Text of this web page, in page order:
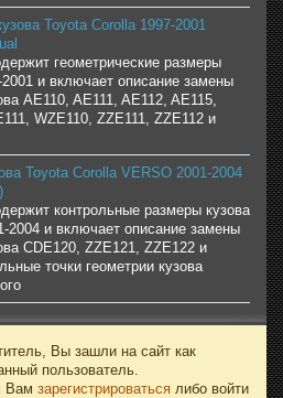
Toyota Corolla 1997-2001
геометрические размеры
и включает описание замены
AE110, AE111, AE112, AE115,
WZE110, ZZE111, ZZE112 и
Toyota Corolla VERSO 2001-2004
контрольные размеры кузова
2004 и включает описание замены
CDE120, ZZE121, ZZE122 и
точки геометрии кузова
Вы зашли на сайт как
пользователь.
Вам зарегистрироваться либо войти